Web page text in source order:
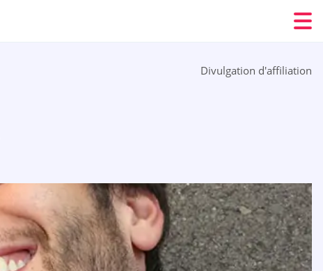
Divulgation d'affiliation